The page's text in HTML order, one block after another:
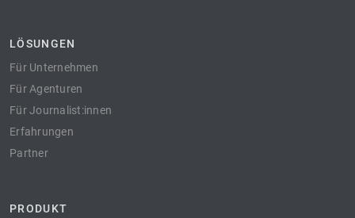
LÖSUNGEN
Für Unternehmen
Für Agenturen
Für Journalist:innen
Erfahrungen
Partner
PRODUKT